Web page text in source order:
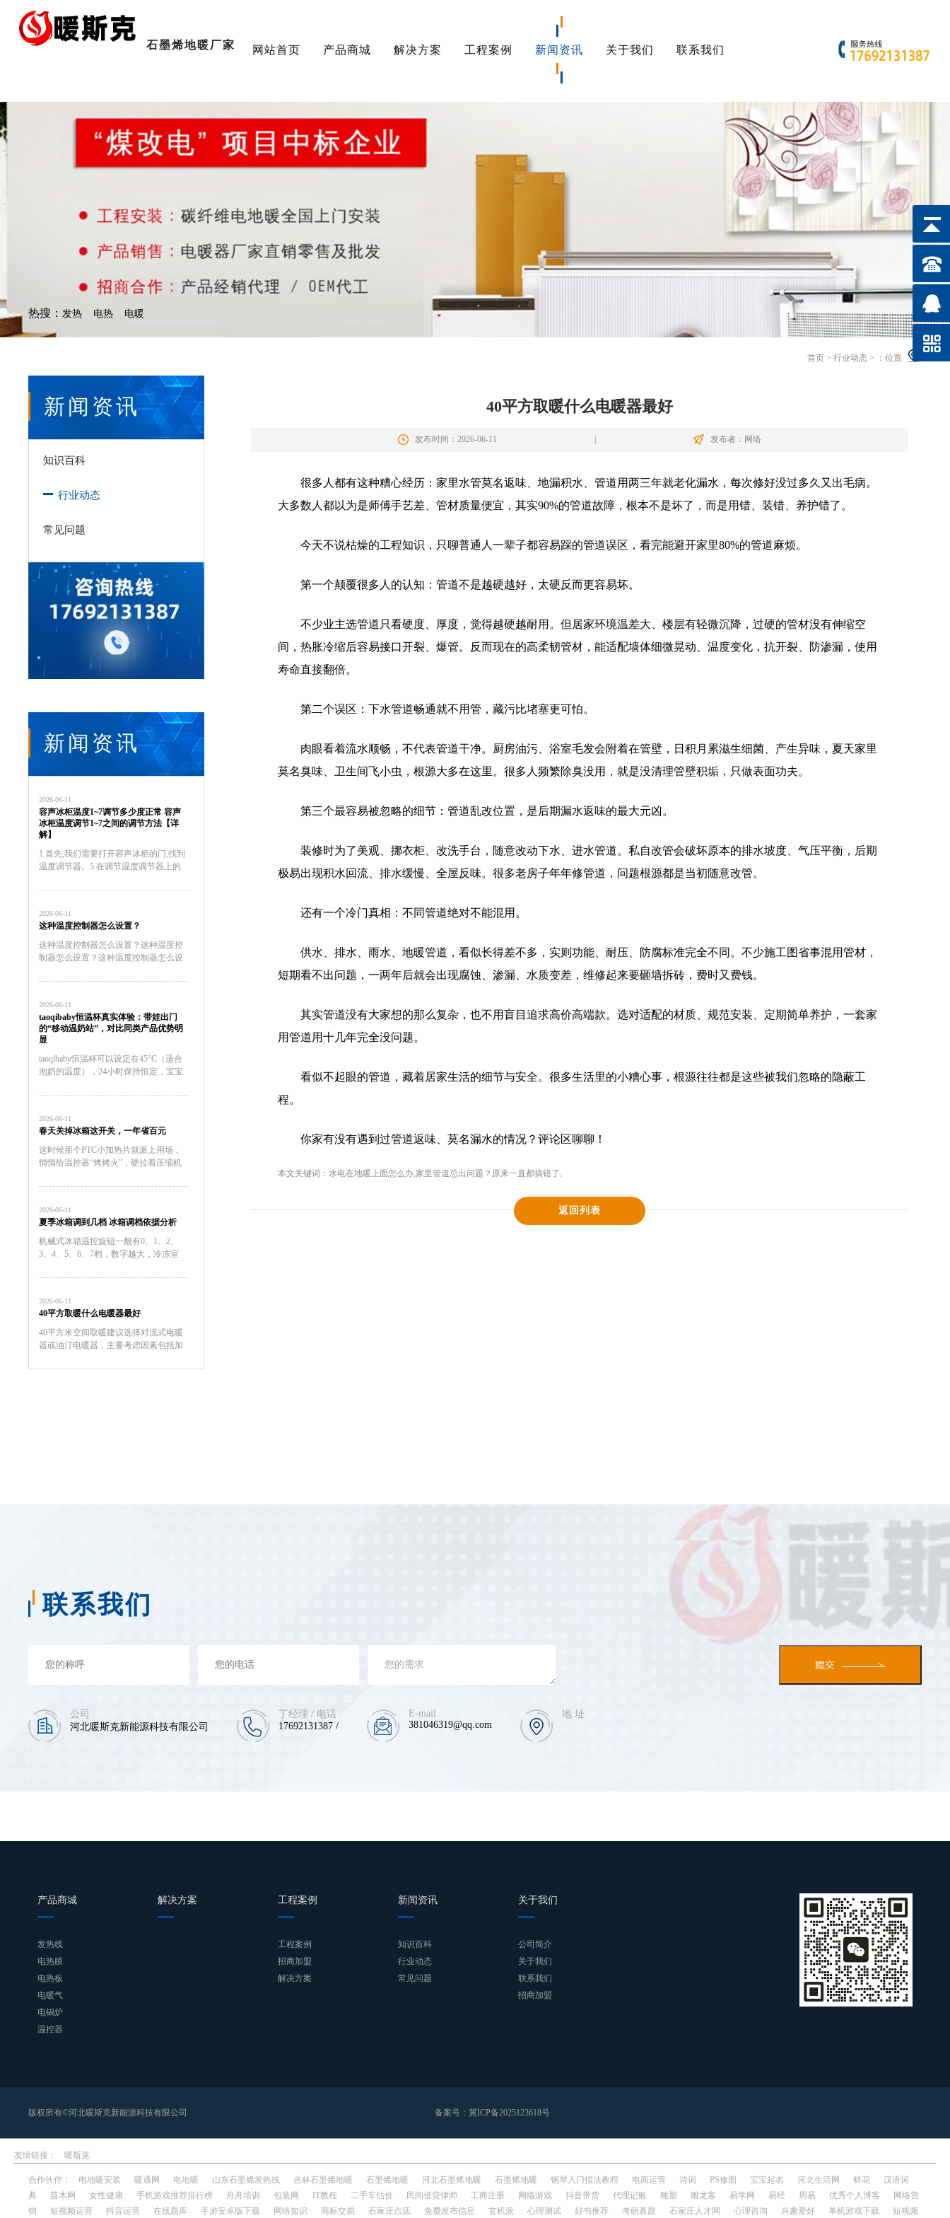
石墨烯地暖厂家 网站首页 产品商城 解决方案 工程案例 新闻资讯 关于我们 联系我们
热搜： 发热 电热 电暖
首页 >行业动态 > ：位置
新闻资讯
知识百科
行业动态
常见问题
新闻资讯
2026-06-11
容声冰柜温度1~7调节多少度正常 容声
冰柜温度调节1~7之间的调节方法【详
解】
1.首先,我们需要打开容声冰柜的门,找到
温度调节器。5.在调节温度调节器上的
节器上的旋钮旋转得太快或者太慢,都会
该缓慢地调节温度...
2026-06-11
这种温度控制器怎么设置？
这种温度控制器怎么设置？这种温度控
制器怎么设置？这种温度控制器怎么设
控制器怎么接线al808e温度控制器怎么
p909温度控制器怎...
2026-06-11
taoqibaby恒温杯真实体验：带娃出门
的“移动温奶站”，对比同类产品优势明
显
taoqibaby恒温杯可以设定在45°C（适合
泡奶的温度），24小时保持恒定，宝宝
神器，值得入手用了一个月，taoqibaby
果你...
2026-06-11
春天关掉冰箱这开关，一年省百元
这时候那个PTC小加热片就派上用场，
悄悄给温控器“烤烤火”，硬拉着压缩机
过实测，让这开关全年在线，一年白白
到了零下15℃以上，...
2026-06-11
夏季冰箱调到几档 冰箱调档依据分析
机械式冰箱温控旋钮一般有0、1、2、
3、4、5、6、7档，数字越大，冷冻室
耗电量也大。温控器的档位应根据季节
调在3档上，具体要看你的...
2026-06-11
40平方取暖什么电暖器最好
40平方米空间取暖建议选择对流式电暖
器或油汀电暖器，主要考虑因素包括加
以及空间适配性。对流式电暖器表面温
40平方取暖什么电暖器最好
发布时间：2026-06-11 发布者：网络
很多人都有这种糟心经历：家里水管莫名返味、地漏积水、管道用两三年就老化漏水，每次修好没过多久又出毛病。
大多数人都以为是师傅手艺差、管材质量便宜，其实90%的管道故障，根本不是坏了，而是用错、装错、养护错了。
今天不说枯燥的工程知识，只聊普通人一辈子都容易踩的管道误区，看完能避开家里80%的管道麻烦。
第一个颠覆很多人的认知：管道不是越硬越好，太硬反而更容易坏。
不少业主选管道只看硬度、厚度，觉得越硬越耐用。但居家环境温差大、楼层有轻微沉降，过硬的管材没有伸缩空
间，热胀冷缩后容易接口开裂、爆管。反而现在的高柔韧管材，能适配墙体细微晃动、温度变化，抗开裂、防渗漏，使用
寿命直接翻倍。
第二个误区：下水管道畅通就不用管，藏污比堵塞更可怕。
肉眼看着流水顺畅，不代表管道干净。厨房油污、浴室毛发会附着在管壁，日积月累滋生细菌、产生异味，夏天家里
莫名臭味、卫生间飞小虫，根源大多在这里。很多人频繁除臭没用，就是没清理管壁积垢，只做表面功夫。
第三个最容易被忽略的细节：管道乱改位置，是后期漏水返味的最大元凶。
装修时为了美观、挪衣柜、改洗手台，随意改动下水、进水管道。私自改管会破坏原本的排水坡度、气压平衡，后期
极易出现积水回流、排水缓慢、全屋反味。很多老房子年年修管道，问题根源都是当初随意改管。
还有一个冷门真相：不同管道绝对不能混用。
供水、排水、雨水、地暖管道，看似长得差不多，实则功能、耐压、防腐标准完全不同。不少施工图省事混用管材，
短期看不出问题，一两年后就会出现腐蚀、渗漏、水质变差，维修起来要砸墙拆砖，费时又费钱。
其实管道没有大家想的那么复杂，也不用盲目追求高价高端款。选对适配的材质、规范安装、定期简单养护，一套家
用管道用十几年完全没问题。
看似不起眼的管道，藏着居家生活的细节与安全。很多生活里的小糟心事，根源往往都是这些被我们忽略的隐蔽工
程。
你家有没有遇到过管道返味、莫名漏水的情况？评论区聊聊！
本文关键词： 水电在地暖上面怎么办,家里管道总出问题？原来一直都搞错了 ,
返回列表
联系我们
公司
河北暖斯克新能源科技有限公司
丁经理 / 电话
17692131387 /
E-mail
381046319@qq.com
地 址
产品商城
发热线
电热膜
电热板
电暖气
电锅炉
温控器
解决方案 工程案例
工程案例
招商加盟
解决方案
新闻资讯
知识百科
行业动态
常见问题
关于我们
公司简介
关于我们
联系我们
招商加盟
版权所有©河北暖斯克新能源科技有限公司 备案号：冀ICP备2025123618号
友情链接： 暖斯克
合作伙伴： 电地暖安装 暖通网 电地暖 山东石墨烯发热线 吉林石墨烯地暖 石墨烯地暖 河北石墨烯地暖 石墨烯地暖 钢琴入门指法教程 电商运营 诗词 PS修图 宝宝起名 河北生活网 鲜花
汉语词
典
苗木网 女性健康 手机游戏推荐排行榜 舟舟培训 包装网 IT教程 二手车估价 民间借贷律师 工商注册 网络游戏 抖音带货 代理记账 雕塑 雕龙客 易学网 易经 周易 优秀个人博客
网络营
销
短视频运营 抖音运营 在线题库 手游安卓版下载 网络知识 商标交易 石家庄点痣 免费发布信息 玄机派 心理测试 好书推荐 考研真题 石家庄人才网 心理咨询 兴趣爱好 单机游戏下载 短视频